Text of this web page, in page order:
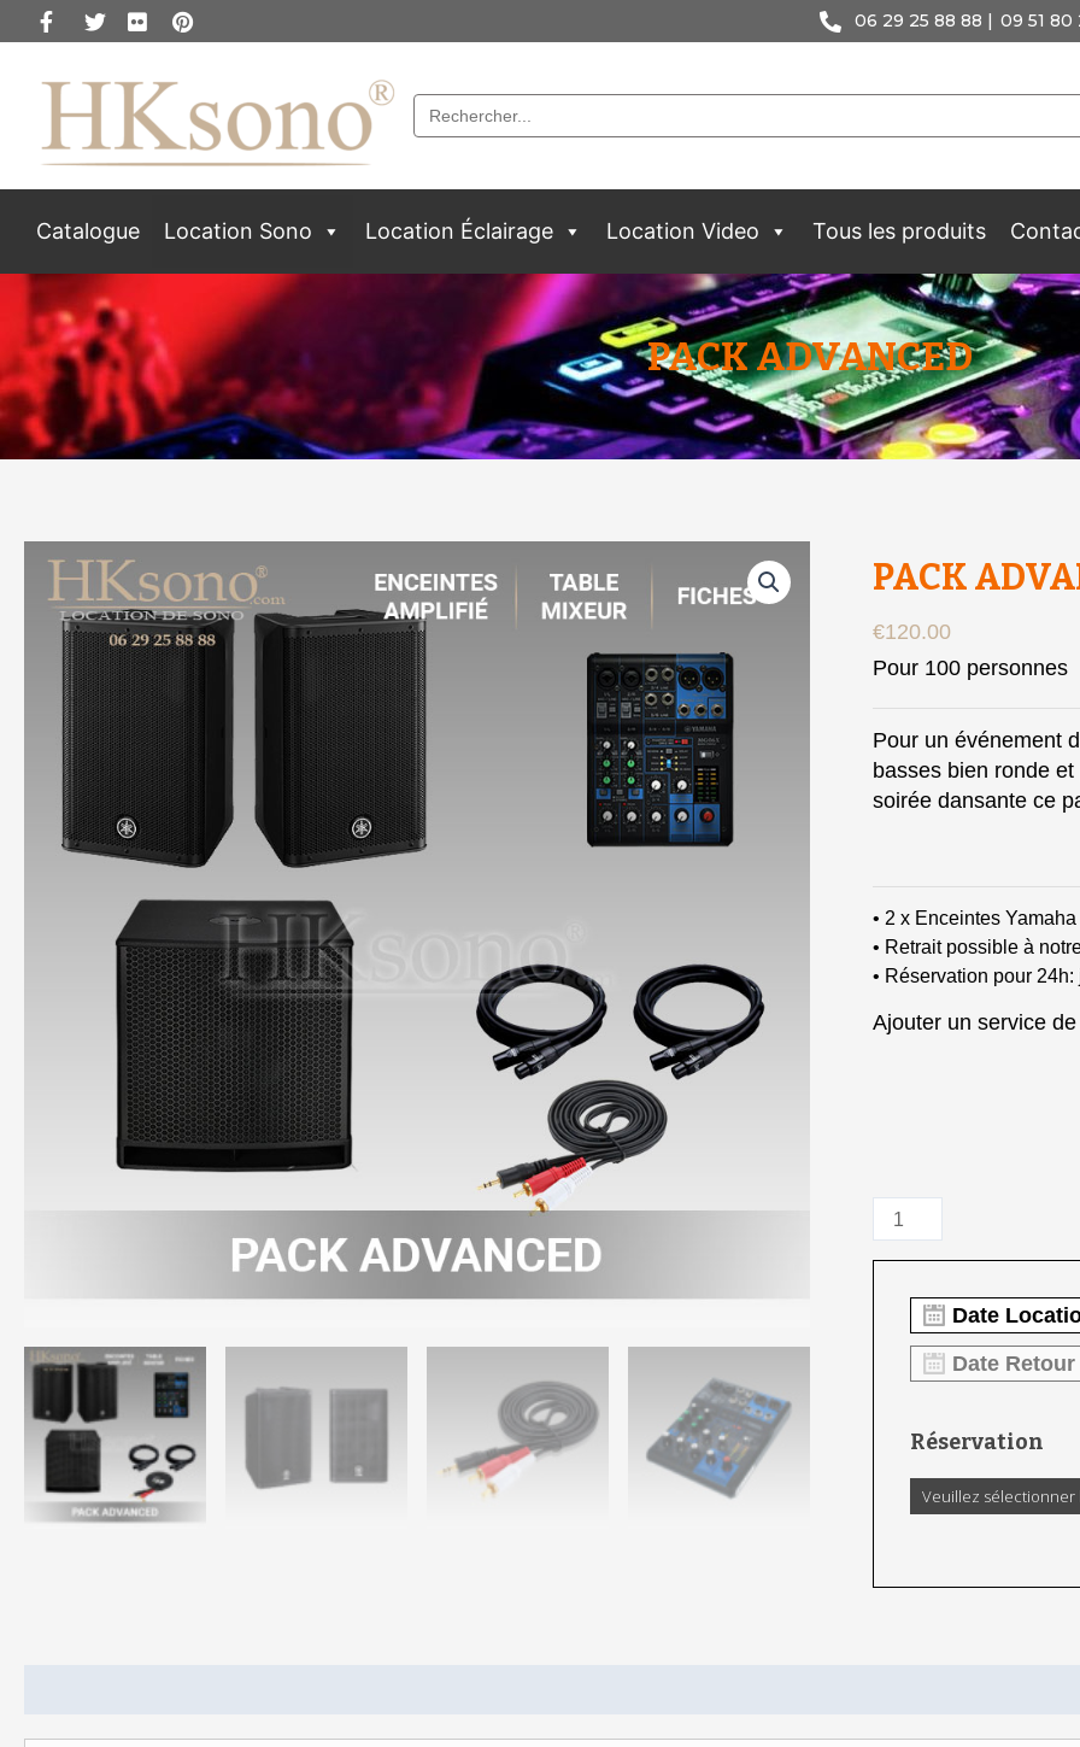
06 29 25 88 88 | 09 51 80
Search
for:
Catalogue Location Sono Location Éclairage Location Video Tous les produits
PACK ADVANCED
PACK
€120.00
Pour 100 personnes
Pour un événement
basses bien ronde
soirée dansante ce
• 2 x Enceintes
• Retrait possible à
• Réservation pour 24h:
Ajouter un service
Réservation
Veuillez sélectionner